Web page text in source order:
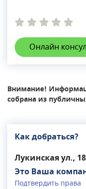
Онлайн
Внимание!
собрана из
Как добраться?
Лукинская ул.,
Это Ваша
Подтвердить права